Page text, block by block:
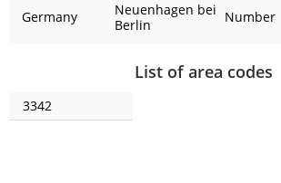
Germany
Neuenhagen bei
Berlin
Number
List of area codes
3342